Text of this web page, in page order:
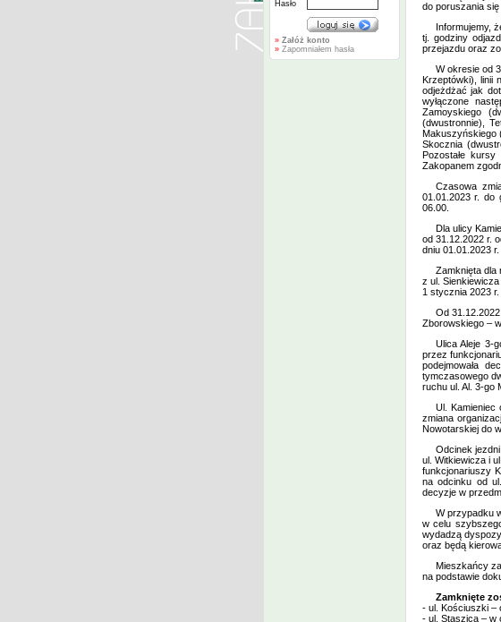
Hasło
» Załóż konto
» Zapomniałem hasła
do poruszania
Informujemy,
tj. godziny
przejazdu oraz
W okresie od
Krzeptówki), linii
odjeżdżać jak
wyłączone
Zamoyskiego
(dwustronnie),
Makuszyńskiego
Skocznia
Pozostałe
Zakopanem
Czasowa
01.01.2023 r. do
06.00.
Dla ulicy
od 31.12.2022 r.
dniu 01.01.2023
Zamknięta dla
z ul.
1 stycznia 2023 r.
Od
Zborowskiego –
Ulica Aleje 3-
przez
podejmowała
tymczasowego
ruchu ul. Al. 3-go
Ul.
zmiana
Nowotarskiej do
Odcinek
ul. Witkiewicza i
funkcjonariuszy
na odcinku od
decyzje w
W przypadku
w celu
wydadzą
oraz będą
Mieszkańcy
na podstawie
Zamknięte
- ul. Kościuszki –
- ul. Staszica – w